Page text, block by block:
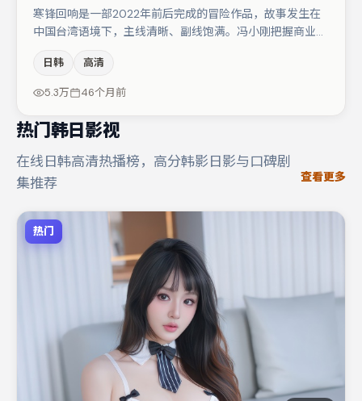
寒锋回响是一部2022年前后完成的冒险作品，故事发生在
中国台湾语境下，主线清晰、副线饱满。冯小刚把握商业节
千源与宋佳的对手戏构成全片情感锚点，孔刘则以细节塑造
推动谜题层层揭开。若你偏爱强类型与清晰主线，这部作品
值得关注。
日韩 高清
5.3万 46个月前
热门韩日影视
在线日韩高清热播榜，高分韩影日影与口碑剧
集推荐
查看更多
热门